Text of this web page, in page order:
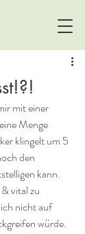
mit einer
Menge
klingelt um 5
den
kann.
vital zu
nicht auf
würde.